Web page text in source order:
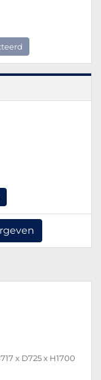
x D725 x H1700